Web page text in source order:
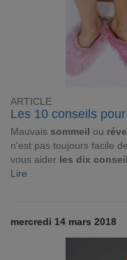
ARTICLE
Les 10 conseils
Mauvais sommeil ou
n'est pas toujours facile
vous aider les dix
Lire
mercredi 14 mars 2018